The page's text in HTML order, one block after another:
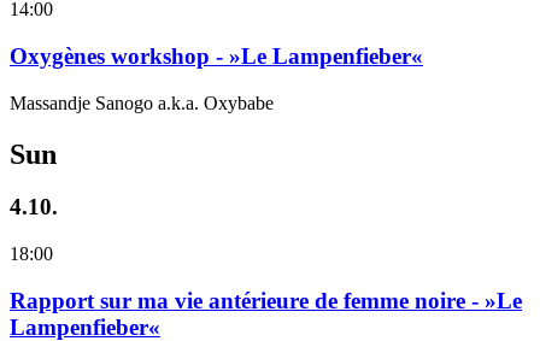
14:00
Oxygènes workshop - »Le Lampenfieber«
Massandje Sanogo a.k.a. Oxybabe
Sun
4.10.
18:00
Rapport sur ma vie antérieure de femme noire - »Le
Lampenfieber«